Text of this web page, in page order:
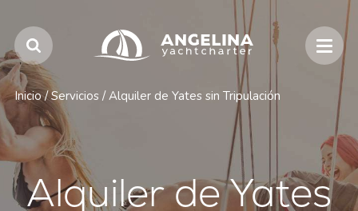
Inicio / Servicios / Alquiler de Yates sin Tripulación
Alquiler de Yates